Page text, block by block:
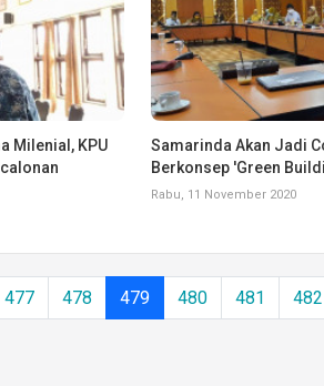
Milenial, KPU
Samarinda Akan Jadi
Berkonsep 'Green
Rabu, 11 November 2020
477 478 479 480 481 482